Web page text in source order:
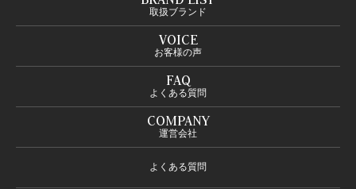
取扱ブランド
VOICE
お客様の声
FAQ
よくある質問
COMPANY
運営会社
よくある質問